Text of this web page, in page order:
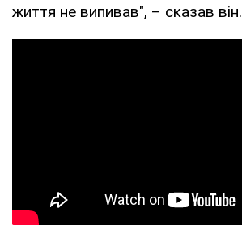
життя не випивав", – сказав він.